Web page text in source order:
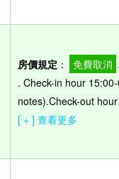
房價規定 ： 免費取消
. Check-in hour
notes).Check-out
[ + ] 查看更多